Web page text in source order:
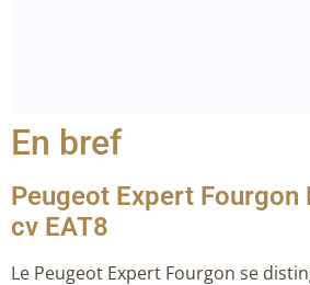
En bref
Peugeot Expert Fourgon
cv EAT8
Le Peugeot Expert Fourgon se